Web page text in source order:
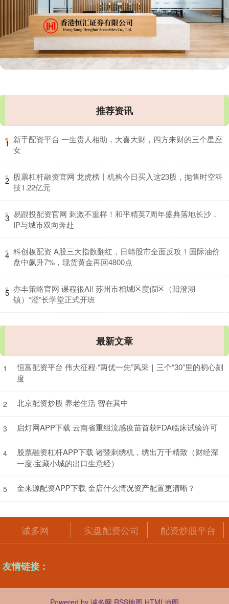
推荐资讯
1 ​新手配资平台 一生贵人相助，大喜大财，四方来财的三个星座
女
2 ​股票杠杆融资官网 龙虎榜丨机构今日买入这23股，抛售时空科
技1.22亿元
3 ​易跟投配资官网 刺激不重样！和平精英7周年盛典落地长沙，
IP与城市双向奔赴
4 ​科创板配资 A股三大指数翻红，日韩股市全面反攻！国际油价
盘中飙升7%，现货黄金再回4800点
5 ​亦丰策略官网 课程很AI! 苏州市相城区度假区（阳澄湖
镇）“澄”长学堂正式开班
最新文章
1
恒富配资平台 伟大征程·“两优一先”风采｜三个“30”里的初心刻
度
2 北京配资炒股 养老生活 智在其中
3 启灯网APP下载 云南省重组流感疫苗首获FDA临床试验许可
4
股票融资杠杆APP下载 诸暨刺绣机，绣出万千精致（财经深
一度·宝藏小城的出口生意经）
5 金来源配资APP下载 金店什么情况资产配置更清晰？
诚多网 实盘配资公司 配资炒股平台
友情链接：